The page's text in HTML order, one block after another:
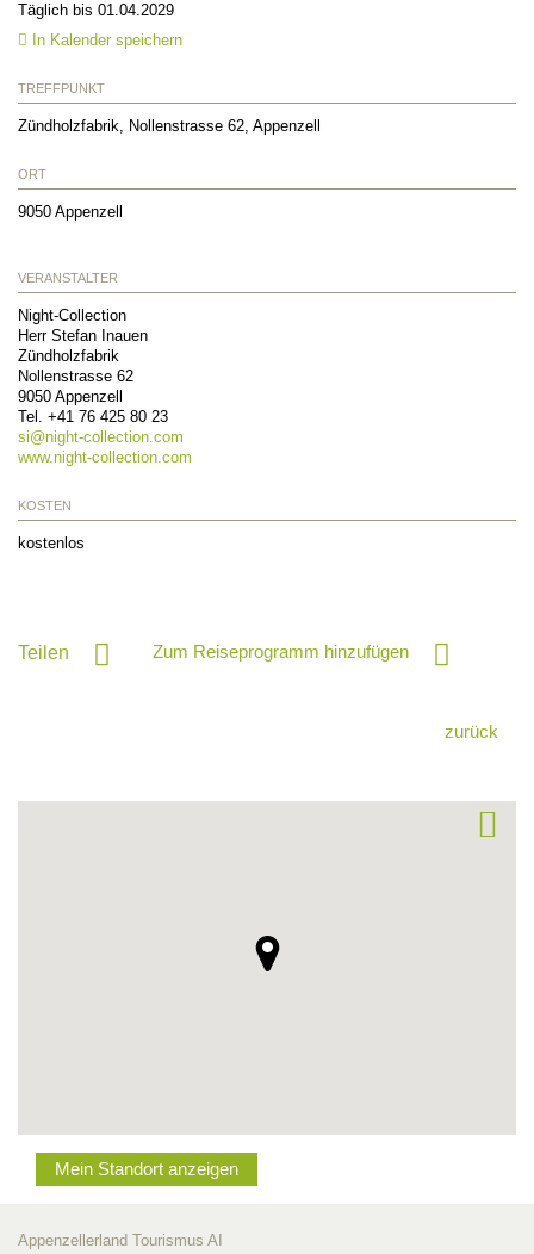
Täglich bis 01.04.2029
In Kalender speichern
TREFFPUNKT
Zündholzfabrik, Nollenstrasse 62, Appenzell
ORT
9050 Appenzell
VERANSTALTER
Night-Collection
Herr Stefan Inauen
Zündholzfabrik
Nollenstrasse 62
9050 Appenzell
Tel. +41 76 425 80 23
si@night-collection.com
www.night-collection.com
KOSTEN
kostenlos
Teilen Zum Reiseprogramm hinzufügen
zurück
Mein Standort anzeigen
Appenzellerland Tourismus AI